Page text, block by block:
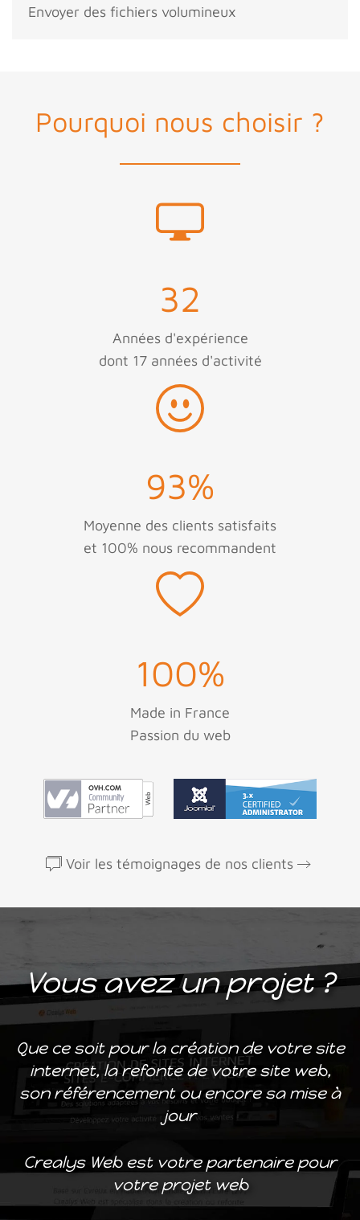
Envoyer des fichiers volumineux
Pourquoi nous choisir ?
32
Années d'expérience
dont 17 années d'activité
93%
Moyenne des clients satisfaits
et 100% nous recommandent
100%
Made in France
Passion du web
Voir les témoignages de nos clients
Vous avez un projet ?
Que ce soit pour la création de votre site
internet, la refonte de votre site web,
son référencement ou encore sa mise à
jour
Crealys Web est votre partenaire pour
votre projet web